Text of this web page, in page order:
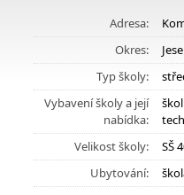
Adresa:
Okres:
Typ školy:
Vybavení školy a její
nabídka:
Velikost školy:
SŠ
Ubytování: